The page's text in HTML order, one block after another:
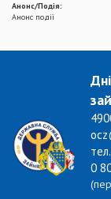
Анонс/Подія:
Анонс події
0